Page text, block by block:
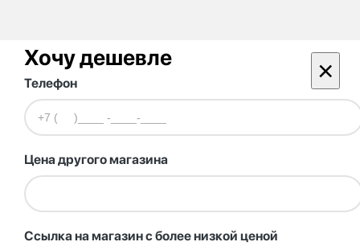
Хочу дешевле ×
Телефон
Цена другого магазина
Ссылка на магазин с более низкой ценой